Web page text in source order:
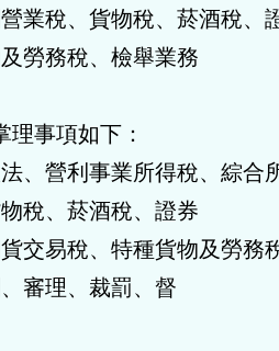
、貨物稅、菸酒稅、
勞務稅、檢舉業務
事項如下：
利事業所得稅、綜合
稅、菸酒稅、證券
稅、特種貨物及勞務稅
審理、裁罰、督